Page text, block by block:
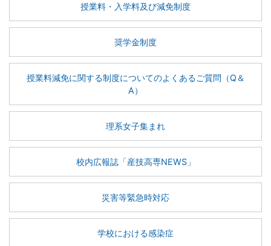
授業料・入学料及び減免制度
奨学金制度
授業料減免に関する制度についてのよくあるご質問（Q＆
A）
理系女子集まれ
校内広報誌「産技高専NEWS」
災害等緊急時対応
学校における感染症